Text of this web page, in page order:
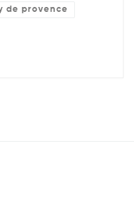
de provence